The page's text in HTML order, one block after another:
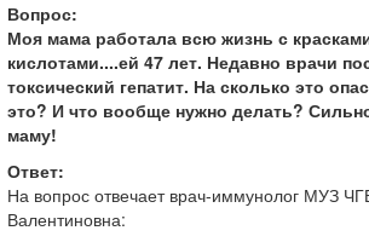
Вопрос:
Моя мама работала всю жизнь с
кислотами....ей 47 лет. Недавно врачи
токсический гепатит. На сколько это
это? И что вообще нужно делать?
маму!
Ответ:
На вопрос отвечает врач-иммунолог МУЗ
Валентиновна: